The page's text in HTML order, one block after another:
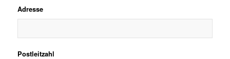
Adresse
Postleitzahl